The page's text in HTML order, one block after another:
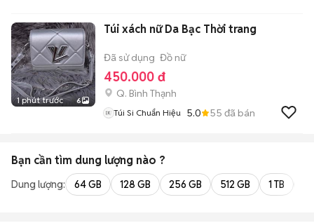
1 phút trước 6
Túi xách nữ Da Bạc Thời trang
Đã sử dụng Đồ nữ
450.000 đ
Q. Bình Thạnh
Túi Si Chuẩn Hiệu 5.0 55 đã bán
Bạn cần tìm dung lượng nào ?
Dung lượng: 64 GB 128 GB 256 GB 512 GB 1 TB